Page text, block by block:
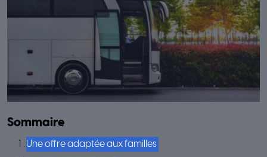
Sommaire
Une offre adaptée aux familles